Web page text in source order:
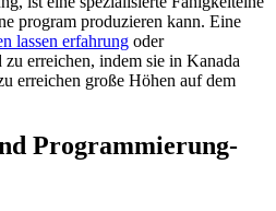
program produzieren kann. Eine
lassen erfahrung oder
erreichen, indem sie in Kanada
erreichen große Höhen auf dem
Programmierung-